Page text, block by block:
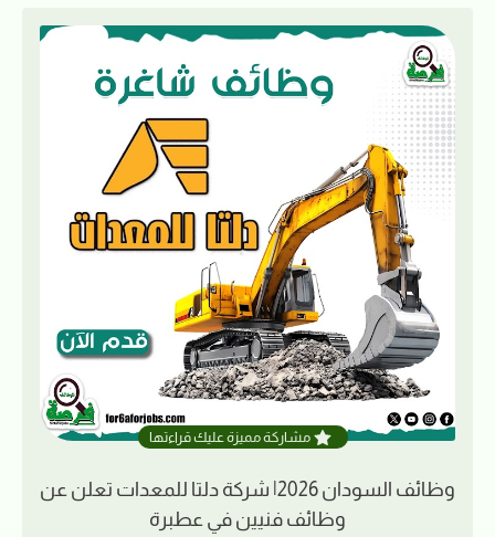
مشاركة مميزة عليك قراءتها
وظائف السودان 2026| شركة دلتا للمعدات تعلن عن
وظائف فنيين في عطبرة